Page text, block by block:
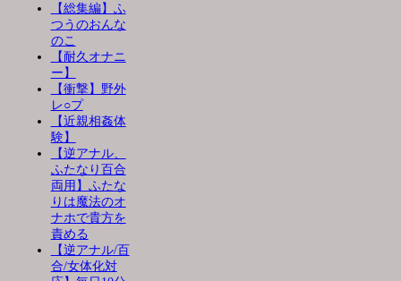
【総集編】ふ
つうのおんな
のこ
【耐久オナニ
ー】
【衝撃】野外
レ○プ
【近親相姦体
験】
【逆アナル、
ふたなり百合
両用】ふたな
りは魔法のオ
ナホで貴方を
責める
【逆アナル/百
合/女体化対